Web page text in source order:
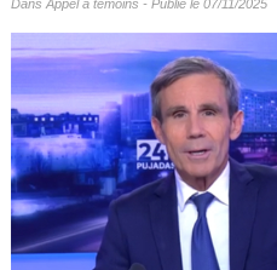
Dans Appel à témoins - Publié le 07/11/2025